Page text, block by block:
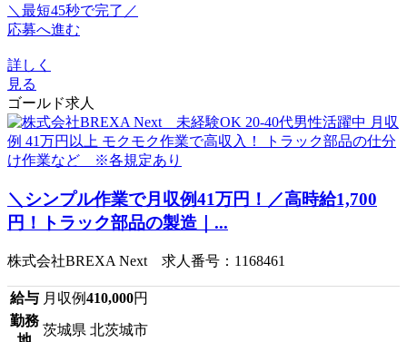
＼最短45秒で完了／
応募へ進む
詳しく
見る
ゴールド求人
＼シンプル作業で月収例41万円！／高時給1,700
円！トラック部品の製造｜...
株式会社BREXA Next 求人番号：1168461
給与 月収例410,000円
勤務
茨城県 北茨城市